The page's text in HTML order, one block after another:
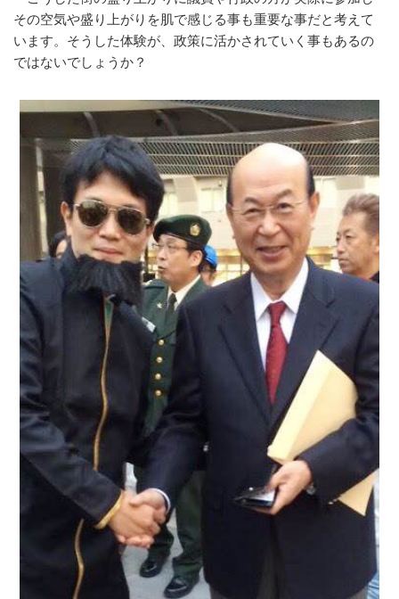
その空気や盛り上がりを肌で感じる事も重要な事だと考えて
います。そうした体験が、政策に活かされていく事もあるの
ではないでしょうか？